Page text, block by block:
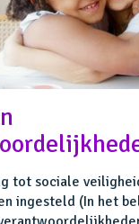
tot sociale
ingesteld (In het